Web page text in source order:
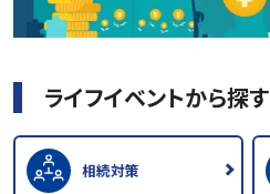
ライフイベントから探す
相続対策